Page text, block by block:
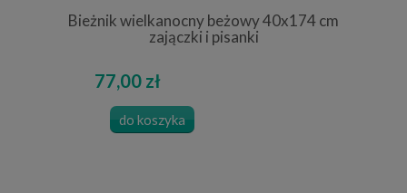
Bieżnik wielkanocny beżowy 40x174 cm
zajączki i pisanki
77,00 zł
do koszyka